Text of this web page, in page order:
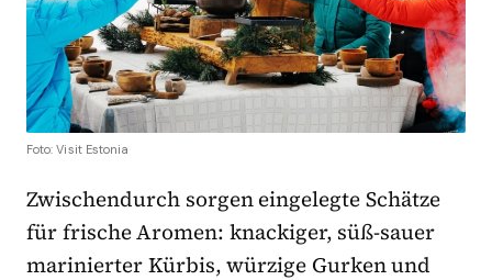
Foto: Visit Estonia
Zwischendurch sorgen eingelegte Schätze
für frische Aromen: knackiger, süß-sauer
marinierter Kürbis, würzige Gurken und